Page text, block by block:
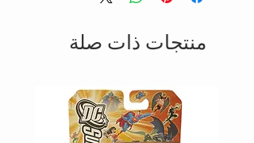
منتجات ذات صلة